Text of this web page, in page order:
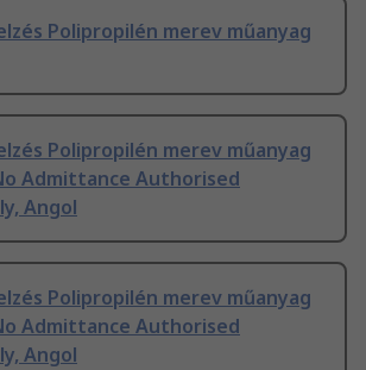
Polipropilén merev műanyag
Polipropilén merev műanyag
Admittance Authorised
Angol
Polipropilén merev műanyag
Admittance Authorised
Angol